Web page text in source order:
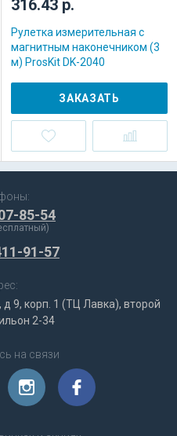
316.43 р.
Рулетка измерительная с
магнитным наконечником (3
м) ProsKit DK-2040
ЗАКАЗАТЬ
85-54
91-57
9, корп. 1 (ТЦ Лавка), второй
2-34
на связи